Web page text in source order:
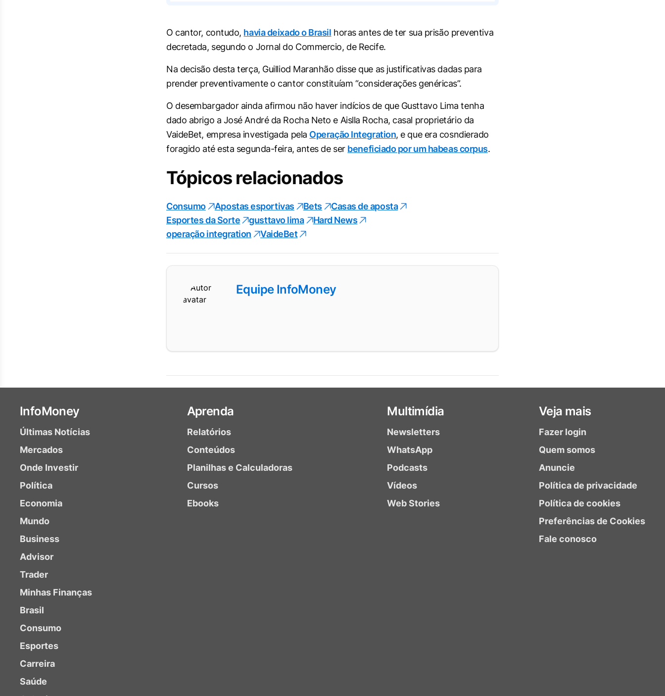
O cantor, contudo, havia deixado o Brasil horas antes de ter sua prisão preventiva
decretada, segundo o Jornal do Commercio, de Recife.
Na decisão desta terça, Guilliod Maranhão disse que as justificativas dadas para
prender preventivamente o cantor constituíam “considerações genéricas”.
O desembargador ainda afirmou não haver indícios de que Gusttavo Lima tenha
dado abrigo a José André da Rocha Neto e Aislla Rocha, casal proprietário da
VaideBet, empresa investigada pela Operação Integration, e que era cosndierado
foragido até esta segunda-feira, antes de ser beneficiado por um habeas corpus.
Tópicos relacionados
Consumo Apostas esportivas Bets
Casas de aposta
Esportes da Sorte
gusttavo lima
Hard News
operação integration
VaideBet
Equipe InfoMoney
InfoMoney
Últimas Notícias
Mercados
Onde Investir
Política
Economia
Mundo
Business
Advisor
Trader
Minhas Finanças
Brasil
Consumo
Esportes
Carreira
Saúde
Aprenda
Relatórios
Conteúdos
Planilhas e Calculadoras
Cursos
Ebooks
Multimídia
Newsletters
WhatsApp
Podcasts
Vídeos
Web Stories
Veja mais
Fazer login
Quem somos
Anuncie
Política de privacidade
Política de cookies
Preferências de Cookies
Fale conosco